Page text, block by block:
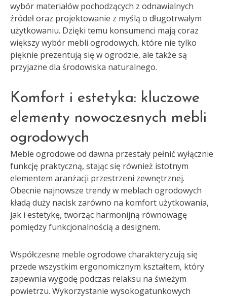
wybór materiałów pochodzących z odnawialnych
źródeł oraz projektowanie z myślą o długotrwałym
użytkowaniu. Dzięki temu konsumenci mają coraz
większy wybór mebli ogrodowych, które nie tylko
pięknie prezentują się w ogrodzie, ale także są
przyjazne dla środowiska naturalnego.
Komfort i estetyka: kluczowe
elementy nowoczesnych mebli
ogrodowych
Meble ogrodowe od dawna przestały pełnić wyłącznie
funkcję praktyczną, stając się również istotnym
elementem aranżacji przestrzeni zewnętrznej.
Obecnie najnowsze trendy w meblach ogrodowych
kładą duży nacisk zarówno na komfort użytkowania,
jak i estetykę, tworząc harmonijną równowagę
pomiędzy funkcjonalnością a designem.
Współczesne meble ogrodowe charakteryzują się
przede wszystkim ergonomicznym kształtem, który
zapewnia wygodę podczas relaksu na świeżym
powietrzu. Wykorzystanie wysokogatunkowych